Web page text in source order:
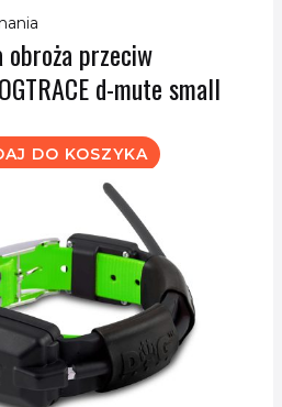
obroża przeciw
d-mute small
DO KOSZYKA